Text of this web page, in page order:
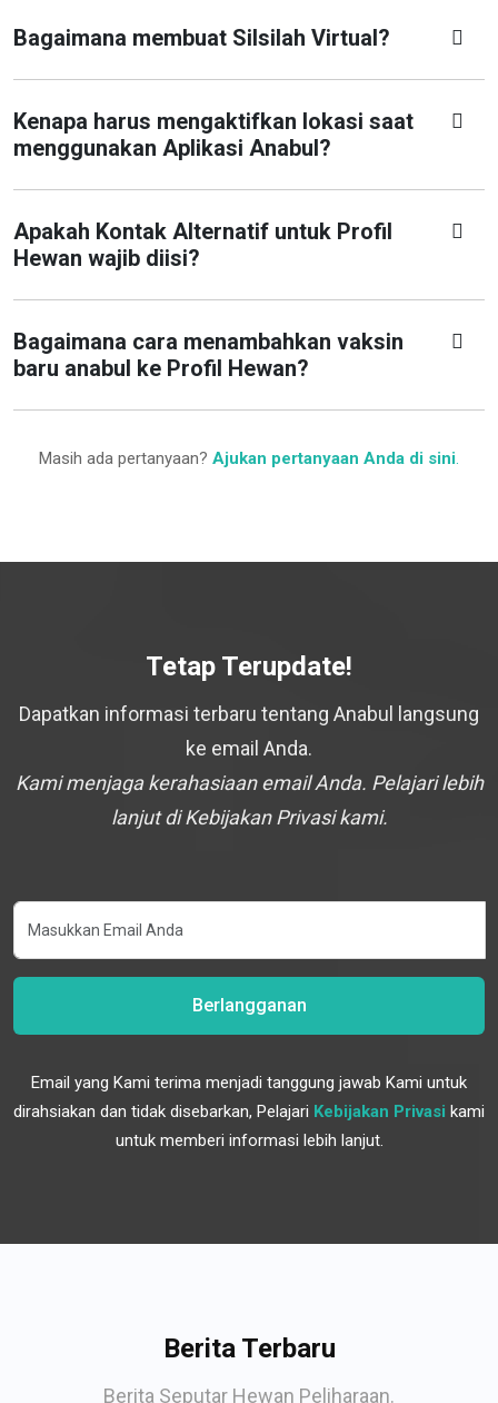
Bagaimana membuat Silsilah Virtual?
Kenapa harus mengaktifkan lokasi saat
menggunakan Aplikasi Anabul?
Apakah Kontak Alternatif untuk Profil
Hewan wajib diisi?
Bagaimana cara menambahkan vaksin
baru anabul ke Profil Hewan?
Masih ada pertanyaan? Ajukan pertanyaan Anda di sini.
Tetap Terupdate!
Dapatkan informasi terbaru tentang Anabul langsung
ke email Anda.
Kami menjaga kerahasiaan email Anda. Pelajari lebih
lanjut di Kebijakan Privasi kami.
Berlangganan
Email yang Kami terima menjadi tanggung jawab Kami untuk
dirahsiakan dan tidak disebarkan, Pelajari Kebijakan Privasi kami
untuk memberi informasi lebih lanjut.
Berita Terbaru
Berita Seputar Hewan Peliharaan.